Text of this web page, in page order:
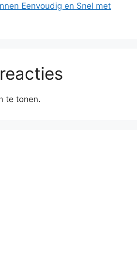
Eenvoudig en Snel met
te tonen.